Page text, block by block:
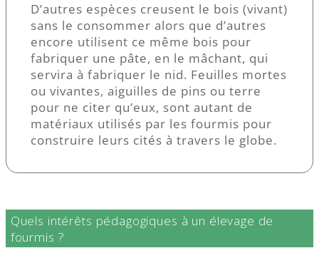
D’autres espèces creusent le bois (vivant)
sans le consommer alors que d’autres
encore utilisent ce même bois pour
fabriquer une pâte, en le mâchant, qui
servira à fabriquer le nid. Feuilles mortes
ou vivantes, aiguilles de pins ou terre
pour ne citer qu’eux, sont autant de
matériaux utilisés par les fourmis pour
construire leurs cités à travers le globe.
Quels intérêts pédagogiques à un élevage de
fourmis ?